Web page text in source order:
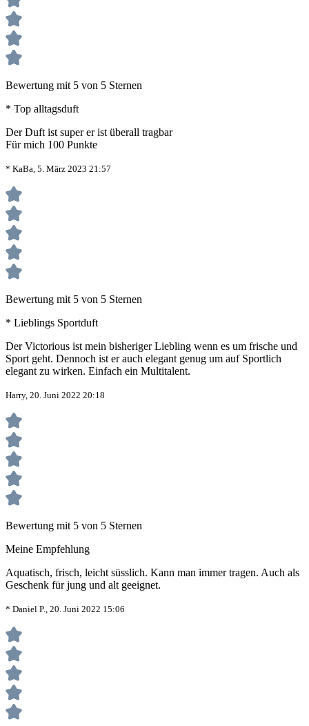
Bewertung mit 5 von 5 Sternen
* Top alltagsduft
Der Duft ist super er ist überall tragbar
Für mich 100 Punkte
* KaBa, 5. März 2023 21:57
Bewertung mit 5 von 5 Sternen
* Lieblings Sportduft
Der Victorious ist mein bisheriger Liebling wenn es um frische und
Sport geht. Dennoch ist er auch elegant genug um auf Sportlich
elegant zu wirken. Einfach ein Multitalent.
Harry, 20. Juni 2022 20:18
Bewertung mit 5 von 5 Sternen
Meine Empfehlung
Aquatisch, frisch, leicht süsslich. Kann man immer tragen. Auch als
Geschenk für jung und alt geeignet.
* Daniel P., 20. Juni 2022 15:06